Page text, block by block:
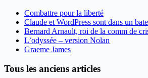
Combattre pour la liberté
Claude et WordPress sont dans un
Bernard Arnault, roi de la comm de
L’odyssée – version Nolan
Graeme James
Tous les anciens articles